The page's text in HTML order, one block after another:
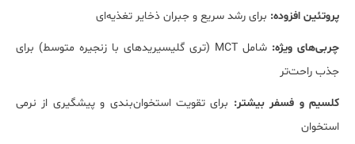
پروتئین افزوده: برای رشد سریع و جبران ذخایر تغذیه‌ای
چربی‌های ویژه:
شامل MCT (تری گلیسیریدهای با زنجیره متوسط) برای
جذب راحت‌تر
کلسیم و فسفر بیشتر: برای تقویت استخوان‌بندی و پیشگیری از نرمی
استخوان